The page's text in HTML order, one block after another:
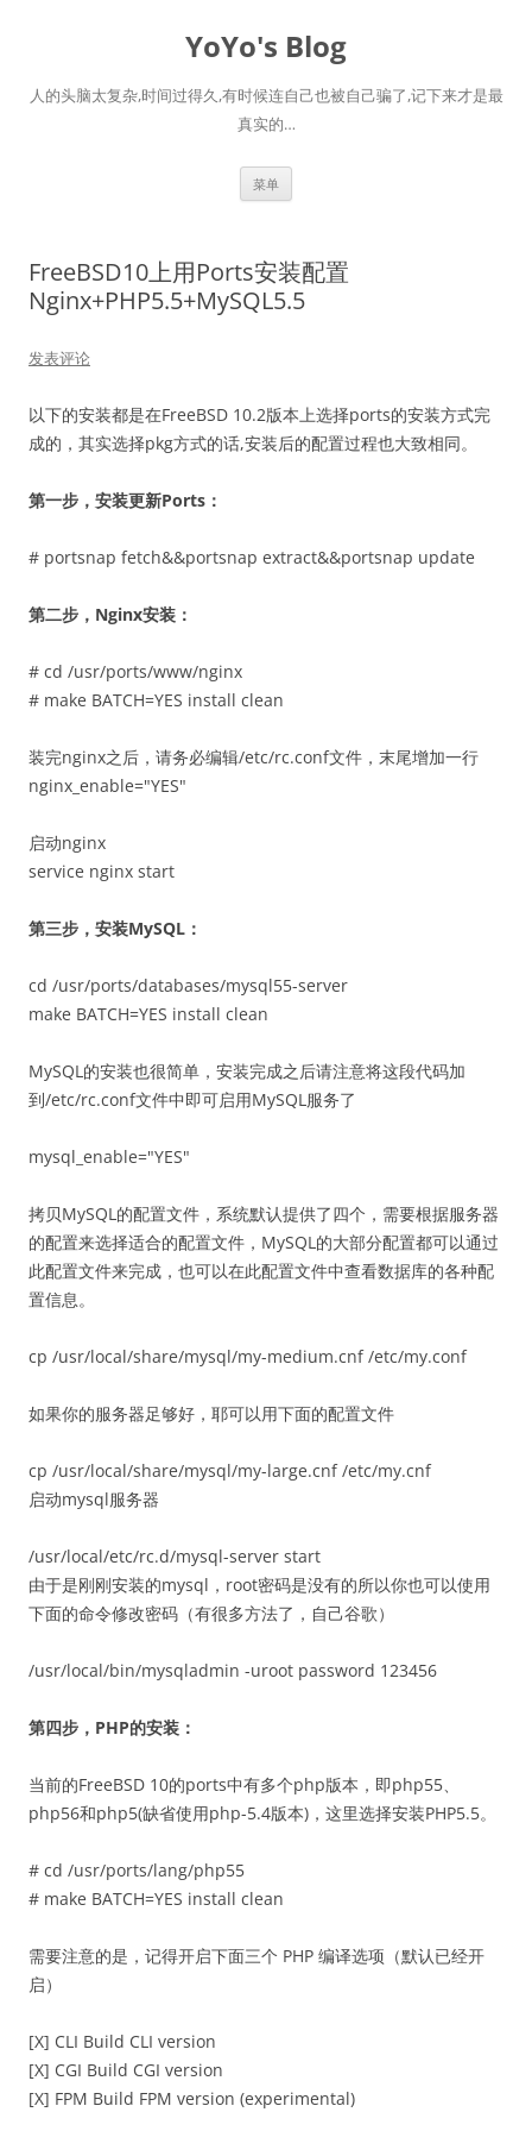
YoYo's Blog
人的头脑太复杂,时间过得久,有时候连自己也被自己骗了,记下来才是最
真实的…
菜单
FreeBSD10上用Ports安装配置
Nginx+PHP5.5+MySQL5.5
发表评论
以下的安装都是在FreeBSD 10.2版本上选择ports的安装方式完
成的，其实选择pkg方式的话,安装后的配置过程也大致相同。
第一步，安装更新Ports：
# portsnap fetch&&portsnap extract&&portsnap update
第二步，Nginx安装：
# cd /usr/ports/www/nginx
# make BATCH=YES install clean
装完nginx之后，请务必编辑/etc/rc.conf文件，末尾增加一行
nginx_enable="YES"
启动nginx
service nginx start
第三步，安装MySQL：
cd /usr/ports/databases/mysql55-server
make BATCH=YES install clean
MySQL的安装也很简单，安装完成之后请注意将这段代码加
到/etc/rc.conf文件中即可启用MySQL服务了
mysql_enable="YES"
拷贝MySQL的配置文件，系统默认提供了四个，需要根据服务器
的配置来选择适合的配置文件，MySQL的大部分配置都可以通过
此配置文件来完成，也可以在此配置文件中查看数据库的各种配
置信息。
cp /usr/local/share/mysql/my-medium.cnf /etc/my.conf
如果你的服务器足够好，耶可以用下面的配置文件
cp /usr/local/share/mysql/my-large.cnf /etc/my.cnf
启动mysql服务器
/usr/local/etc/rc.d/mysql-server start
由于是刚刚安装的mysql，root密码是没有的所以你也可以使用
下面的命令修改密码（有很多方法了，自己谷歌）
/usr/local/bin/mysqladmin -uroot password 123456
第四步，PHP的安装：
当前的FreeBSD 10的ports中有多个php版本，即php55、
php56和php5(缺省使用php-5.4版本)，这里选择安装PHP5.5。
# cd /usr/ports/lang/php55
# make BATCH=YES install clean
需要注意的是，记得开启下面三个 PHP 编译选项（默认已经开
启）
[X] CLI Build CLI version
[X] CGI Build CGI version
[X] FPM Build FPM version (experimental)